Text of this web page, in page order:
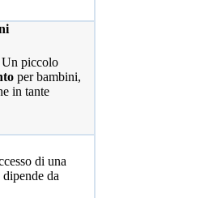
piccolo
per bambini,
in tante
di una
dipende da